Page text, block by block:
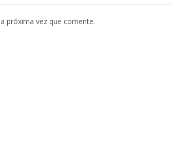
próxima vez que comente.